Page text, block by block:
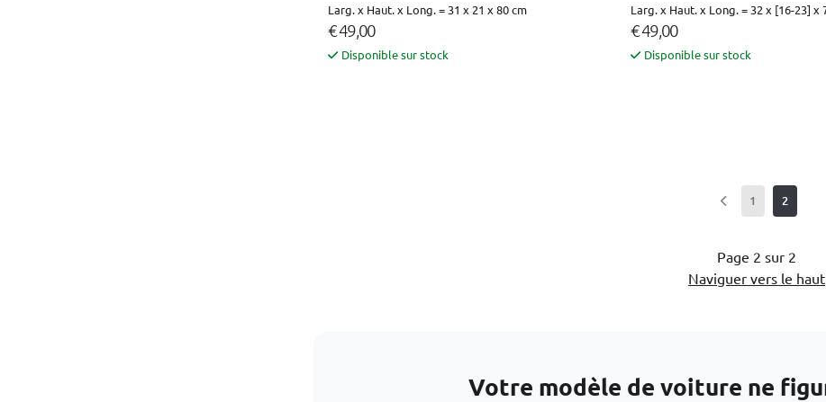
Larg. x Haut. x Long. = 31 x 21 x 80 cm
€ 49,00
Disponible sur stock
Larg. x Haut. x Long. = 32 x [16-23] x
€ 49,00
Disponible sur stock
1 2
Page 2 sur 2
Naviguer vers le haut
Votre modèle de voiture ne